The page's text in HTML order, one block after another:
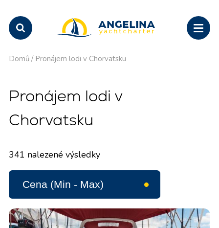
Domů / Pronájem lodi v Chorvatsku
Pronájem lodi v
Chorvatsku
341 nalezené výsledky